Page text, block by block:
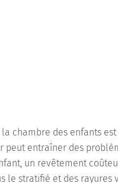
la chambre des enfants
peut entraîner des
un revêtement
le stratifié et des rayures